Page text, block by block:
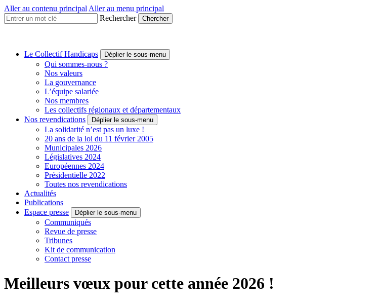
Aller au contenu principal Aller au menu principal
Rechercher
Une
Le Collectif Handicaps Déplier le sous-menu
Qui sommes-nous ?
Nos valeurs
La gouvernance
L’équipe salariée
Nos membres
Les collectifs régionaux et départementaux
Nos revendications
Déplier le sous-menu
La solidarité n’est pas un luxe !
20 ans de la loi du 11 février 2005
Municipales 2026
Législatives 2024
Européennes 2024
Présidentielle 2022
Toutes nos revendications
Actualités
Publications
Espace presse
Déplier le sous-menu
Communiqués
Revue de presse
Tribunes
Kit de communication
Contact presse
Meilleurs vœux pour cette année 2026 !